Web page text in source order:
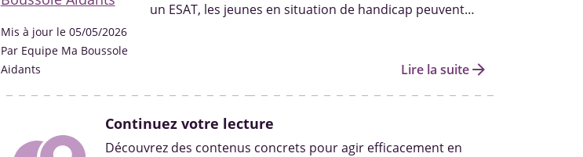
Mis à jour le 05/05/2026
Par Equipe Ma Boussole
Aidants
un ESAT, les jeunes en situation de handicap peuvent
Lire la suitearrow_forward
Continuez votre lecture
Découvrez des contenus concrets pour agir efficacement en